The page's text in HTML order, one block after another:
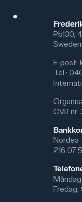
Pb130,
Sweden
E-post:
Tel.:
CVR nr.
Nordea
216 07
Fredag: